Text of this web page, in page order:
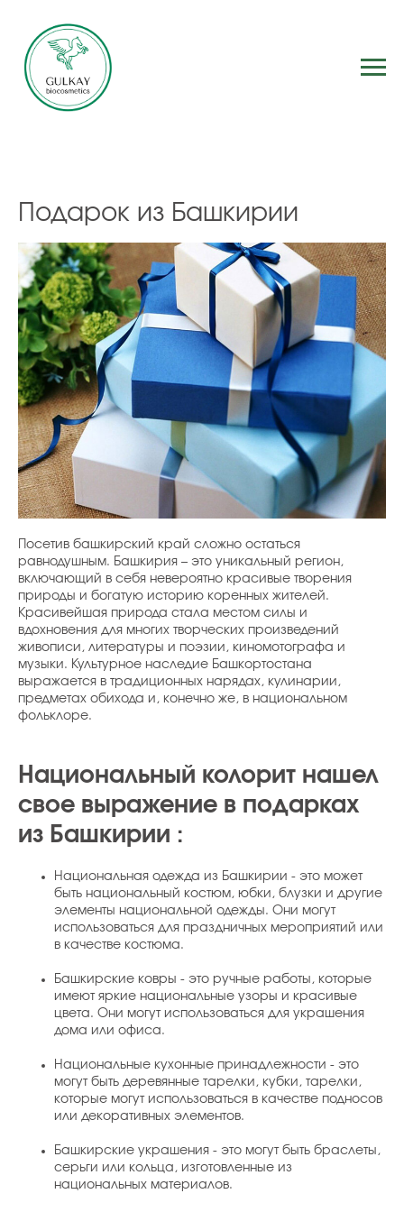
Подарок из Башкирии
Посетив башкирский край сложно остаться
равнодушным. Башкирия – это уникальный регион,
включающий в себя невероятно красивые творения
природы и богатую историю коренных жителей.
Красивейшая природа стала местом силы и
вдохновения для многих творческих произведений
живописи, литературы и поэзии, киномотографа и
музыки. Культурное наследие Башкортостана
выражается в традиционных нарядах, кулинарии,
предметах обихода и, конечно же, в национальном
фольклоре.
Национальный колорит нашел
свое выражение в подарках
из Башкирии :
Национальная одежда из Башкирии - это может
быть национальный костюм, юбки, блузки и другие
элементы национальной одежды. Они могут
использоваться для праздничных мероприятий или
в качестве костюма.
Башкирские ковры - это ручные работы, которые
имеют яркие национальные узоры и красивые
цвета. Они могут использоваться для украшения
дома или офиса.
Национальные кухонные принадлежности - это
могут быть деревянные тарелки, кубки, тарелки,
которые могут использоваться в качестве подносов
или декоративных элементов.
Башкирские украшения - это могут быть браслеты,
серьги или кольца, изготовленные из
национальных материалов.